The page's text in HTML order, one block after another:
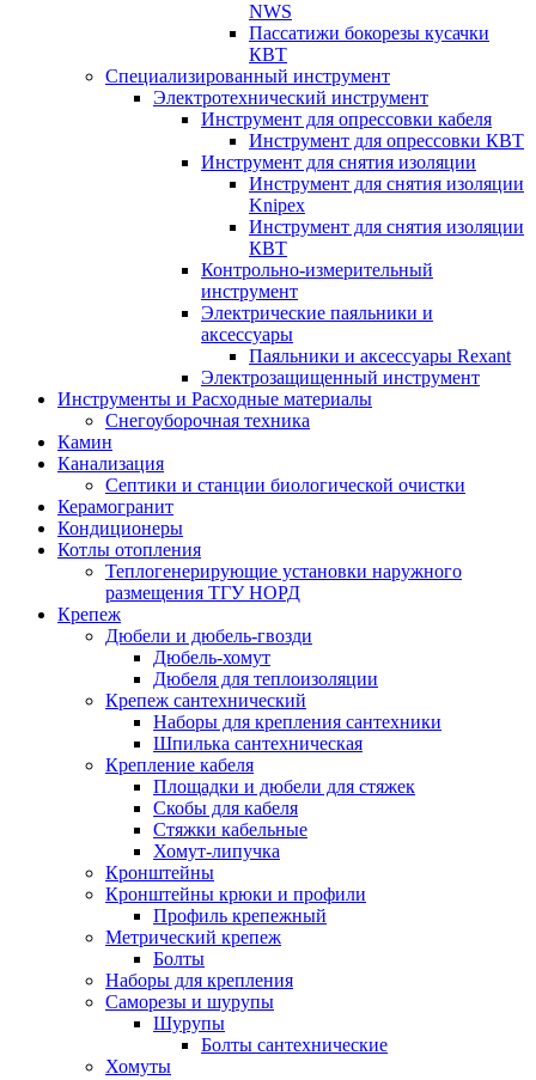
NWS
Пассатижи бокорезы кусачки
КВТ
Специализированный инструмент
Электротехнический инструмент
Инструмент для опрессовки кабеля
Инструмент для опрессовки КВТ
Инструмент для снятия изоляции
Инструмент для снятия изоляции
Knipex
Инструмент для снятия изоляции
КВТ
Контрольно-измерительный
инструмент
Электрические паяльники и
аксессуары
Паяльники и аксессуары Rexant
Электрозащищенный инструмент
Инструменты и Расходные материалы
Снегоуборочная техника
Камин
Канализация
Септики и станции биологической очистки
Керамогранит
Кондиционеры
Котлы отопления
Теплогенерирующие установки наружного
размещения ТГУ НОРД
Крепеж
Дюбели и дюбель-гвозди
Дюбель-хомут
Дюбеля для теплоизоляции
Крепеж сантехнический
Наборы для крепления сантехники
Шпилька сантехническая
Крепление кабеля
Площадки и дюбели для стяжек
Скобы для кабеля
Стяжки кабельные
Хомут-липучка
Кронштейны
Кронштейны крюки и профили
Профиль крепежный
Метрический крепеж
Болты
Наборы для крепления
Саморезы и шурупы
Шурупы
Болты сантехнические
Хомуты